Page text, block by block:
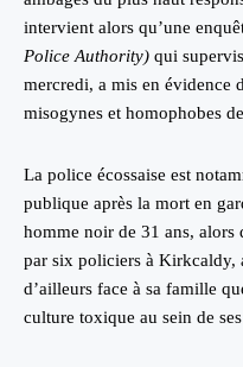
intervient alors qu’une
Police Authority) qui
mercredi, a mis en évidence
misogynes et homophobes
La police écossaise est
publique après la mort en
homme noir de 31 ans, alors
par six policiers à Kirkcaldy,
d’ailleurs face à sa famille
culture toxique au sein de